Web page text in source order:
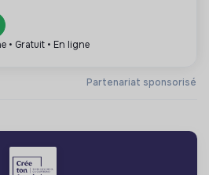
Partenariat sponsorisé
• Gratuit • En ligne